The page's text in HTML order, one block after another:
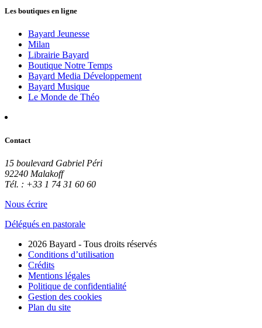
Les boutiques en ligne
Bayard Jeunesse
Milan
Librairie Bayard
Boutique Notre Temps
Bayard Media Développement
Bayard Musique
Le Monde de Théo
Contact
15 boulevard Gabriel Péri
92240 Malakoff
Tél. : +33 1 74 31 60 60
Nous écrire
Délégués en pastorale
2026 Bayard - Tous droits réservés
Conditions d’utilisation
Crédits
Mentions légales
Politique de confidentialité
Gestion des cookies
Plan du site